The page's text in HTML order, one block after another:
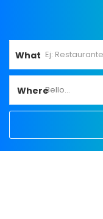
What
WhereBello...